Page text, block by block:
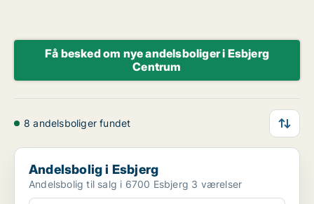
Få besked om nye andelsboliger i Esbjerg
Centrum
8 andelsboliger fundet
Andelsbolig i Esbjerg
Andelsbolig i Esbjerg
Andelsbolig til salg i 6700 Esbjerg 3 værelser